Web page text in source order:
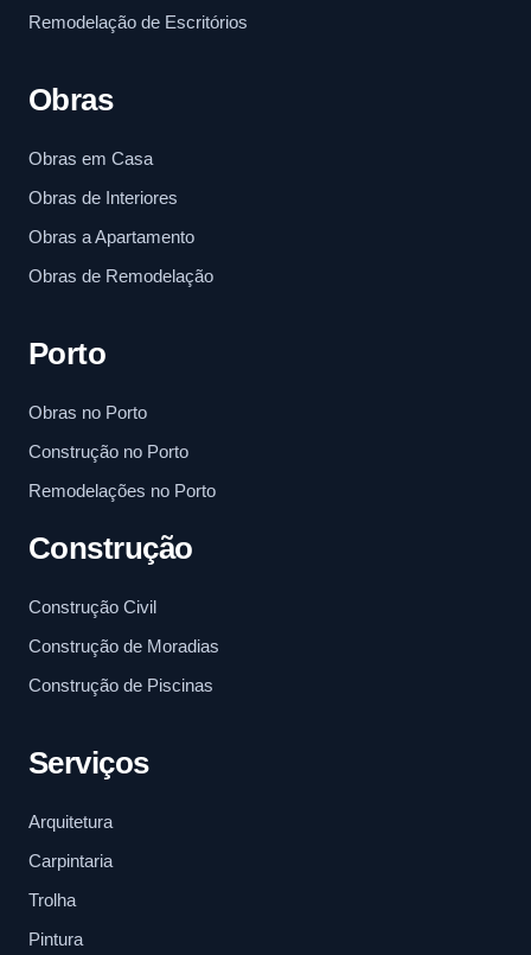
Remodelação de Escritórios
Obras
Obras em Casa
Obras de Interiores
Obras a Apartamento
Obras de Remodelação
Porto
Obras no Porto
Construção no Porto
Remodelações no Porto
Construção
Construção Civil
Construção de Moradias
Construção de Piscinas
Serviços
Arquitetura
Carpintaria
Trolha
Pintura